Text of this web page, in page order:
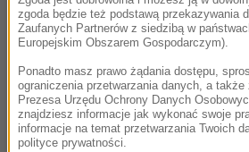
zgoda będzie też podstawą przekazywania
Zaufanych Partnerów z siedzibą w
Europejskim Obszarem Gospodarczym).
Ponadto masz prawo żądania dostępu,
ograniczenia przetwarzania danych, a także
Prezesa Urzędu Ochrony Danych
znajdziesz informacje jak wykonać swoje
informacje na temat przetwarzania Twoich
polityce prywatności.